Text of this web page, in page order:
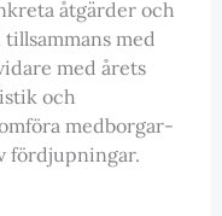
åtgärder och
med
med årets
och
medborgar-
fördjupningar.